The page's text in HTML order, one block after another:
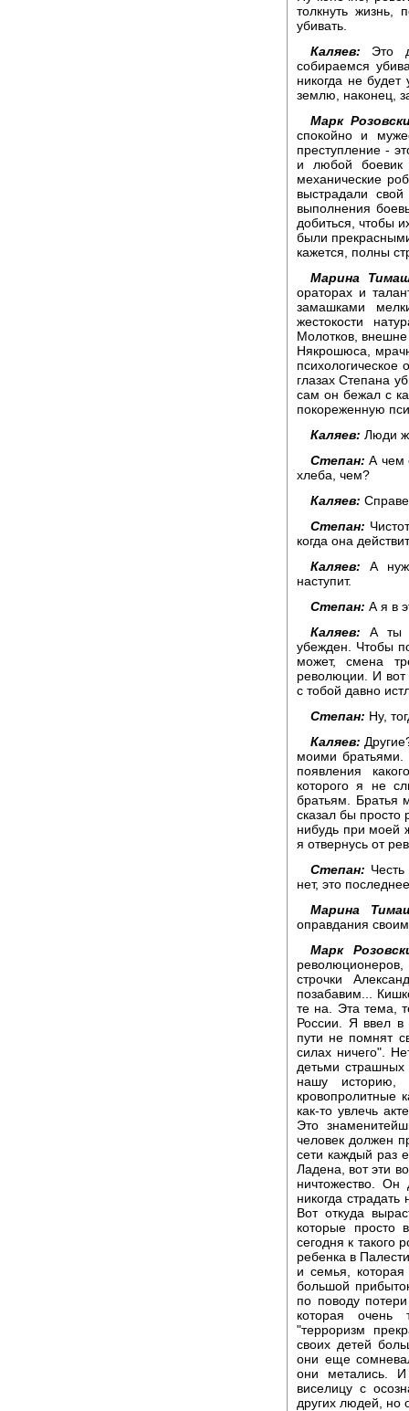
толкнуть
убивать.
Каляев: Это
собираемся
никогда не
землю, наконец,
Марк
спокойно и
преступление -
и любой боевик
механические
выстрадали
выполнения
добиться, чтобы
были
кажется, полны
Марина
ораторах и
замашками
жестокости
Молотков,
Някрошюса,
глазах Степана
сам он бежал с
покореженную
Каляев: Люди
Степан: А чем
хлеба, чем?
Каляев:
Степан:
когда она
Каляев: А
наступит.
Степан: А я в
Каляев: А ты
убежден. Чтобы
может, смена
революции. И вот
с тобой давно
Степан: Ну,
Каляев:
моими братьями.
появления
которого я не
братьям. Братья
сказал бы просто
нибудь при моей
я отвернусь от
Степан:
нет, это
Марина
оправдания
Марк
строчки
позабавим...
те на. Эта тема,
России. Я ввел в
пути не помнят
силах ничего".
детьми страшных
нашу историю,
кровопролитные
как-то увлечь
Это
человек должен
сети каждый раз
Ладена, вот эти
ничтожество. Он
никогда
Вот откуда
которые
сегодня к такого
ребенка в
и семья,
большой
по поводу
которая очень
"терроризм
своих детей
они еще
они метались.
виселицу с
других людей, но